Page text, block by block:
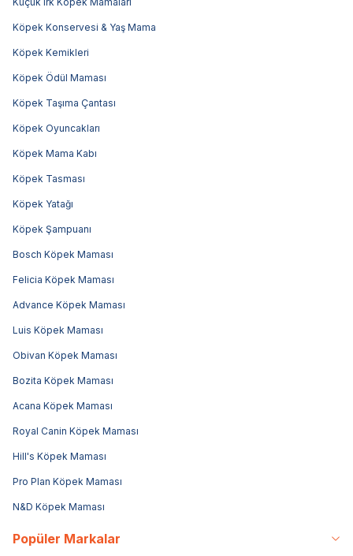
Köpek Konservesi & Yaş Mama
Köpek Kemikleri
Köpek Ödül Maması
Köpek Taşıma Çantası
Köpek Oyuncakları
Köpek Mama Kabı
Köpek Tasması
Köpek Yatağı
Köpek Şampuanı
Bosch Köpek Maması
Felicia Köpek Maması
Advance Köpek Maması
Luis Köpek Maması
Obivan Köpek Maması
Bozita Köpek Maması
Acana Köpek Maması
Royal Canin Köpek Maması
Hill's Köpek Maması
Pro Plan Köpek Maması
N&D Köpek Maması
Popüler Markalar